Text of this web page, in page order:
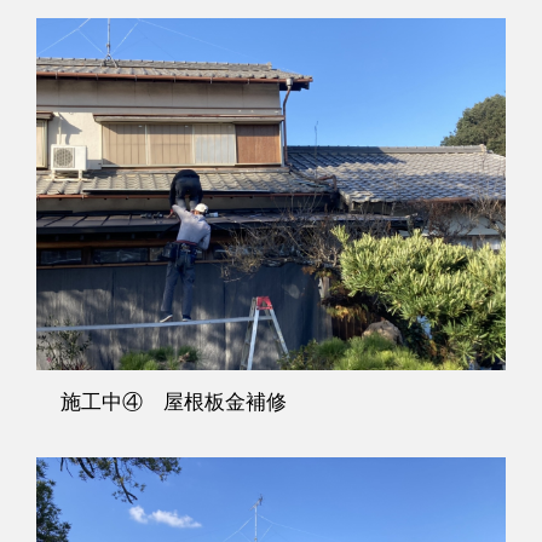
施工中④ 屋根板金補修